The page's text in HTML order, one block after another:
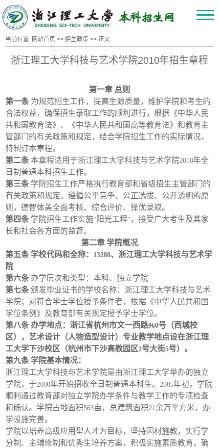
当前位置: 网站首页 >>招生政策 >> 正文
浙江理工大学科技与艺术学院2010年招生章程
第一章 总则
第一条 为规范招生工作，提高生源质量，维护学院和考生的
合法权益，确保招生录取工作的顺利进行，根据《中华人民
共和国教育法》、《中华人民共和国高等教育法》和教育主
管部门的有关政策和规定，结合学院招生工作的实际情况，
特制订本章程。
第二条 本章程适用于浙江理工大学科技与艺术学院2010年全
日制普通本科招生工作。
第三条 学院招生工作严格执行教育部和省级招生主管部门的
有关政策和规定，遵循公平竞争、公正选拔、公开透明的原
则，德智体美全面考核、综合评价、择优录取。
第四条 学院招生工作实施“ 阳光工程” ，接受广大考生及其家
长和社会各方面的监督。
第二章 学院概况
第五条 学校代码和全称： 13280、浙江理工大学科技与艺术学
院
第六条 办学层次和类型：本科、独立学院
第七条 颁发毕业证书的学校名称：浙江理工大学科技与艺术
学院；对符合学士学位授予条件者，根据《中华人民共和国
学位条例》及教育部有关规定授予学士学位。
第八条 办学地点：浙江省杭州市文一西路960号（西城校
区），艺术设计（人物造型设计）专业教学地点设在浙江理
工大学下沙校区（杭州市下沙高教园区2号大街5号）。
第九条 学院基本情况：
浙江理工大学科技与艺术学院是由浙江理工大学举办的独立
学院，于2000年开始招收全日制普通本科生。 2005年初，学院
顺利通过教育部对独立学院办学条件与教学工作的专项检查
和确认。学院占地面积563亩，总建筑面积21余万平方米，办
学设施完善。
学院以培养高级应用型人才为目标，坚持因材施教，实行学
分制、主辅修制和优秀生培养方案，积极实施素质教育，确